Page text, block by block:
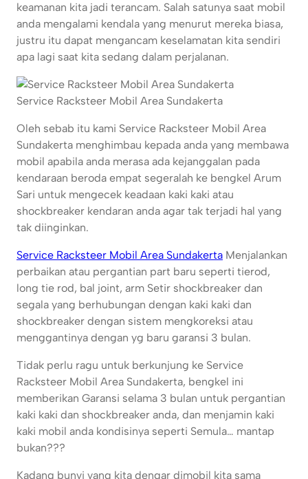
keamanan kita jadi terancam. Salah satunya saat mobil
anda mengalami kendala yang menurut mereka biasa,
justru itu dapat mengancam keselamatan kita sendiri
apa lagi saat kita sedang dalam perjalanan.
Service Racksteer Mobil Area Sundakerta
Oleh sebab itu kami Service Racksteer Mobil Area
Sundakerta menghimbau kepada anda yang membawa
mobil apabila anda merasa ada kejanggalan pada
kendaraan beroda empat segeralah ke bengkel Arum
Sari untuk mengecek keadaan kaki kaki atau
shockbreaker kendaran anda agar tak terjadi hal yang
tak diinginkan.
Service Racksteer Mobil Area Sundakerta Menjalankan
perbaikan atau pergantian part baru seperti tierod,
long tie rod, bal joint, arm Setir shockbreaker dan
segala yang berhubungan dengan kaki kaki dan
shockbreaker dengan sistem mengkoreksi atau
menggantinya dengan yg baru garansi 3 bulan.
Tidak perlu ragu untuk berkunjung ke Service
Racksteer Mobil Area Sundakerta, bengkel ini
memberikan Garansi selama 3 bulan untuk pergantian
kaki kaki dan shockbreaker anda, dan menjamin kaki
kaki mobil anda kondisinya seperti Semula… mantap
bukan???
Kadang bunyi yang kita dengar dimobil kita sama